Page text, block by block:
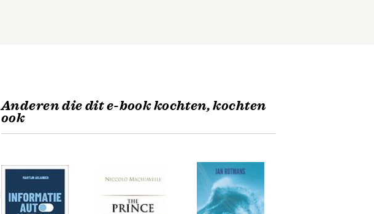
Anderen die dit e-book kochten, kochten
ook